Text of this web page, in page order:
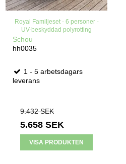
Royal Familjeset - 6 personer -
UV-beskyddad polyrotting
Schou
hh0035
1 - 5 arbetsdagars
leverans
9.432 SEK
5.658 SEK
VISA PRODUKTEN